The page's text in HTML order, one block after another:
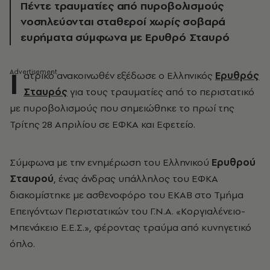
Πέντε τραυματίες από πυροβολισμούς
νοσηλεύονται σταθεροί χωρίς σοβαρά
ευρήματα σύμφωνα με Ερυθρό Σταυρό
Ι ατρικό ανακοινωθέν εξέδωσε ο Ελληνικός Ερυθρός
Σταυρός για τους τραυματίες από το περιστατικό
με πυροβολισμούς που σημειώθηκε το πρωί της
Τρίτης 28 Απριλίου σε ΕΦΚΑ και Εφετείο.
Σύμφωνα με την ενημέρωση του Ελληνικού Ερυθρού
Σταυρού, ένας άνδρας υπάλληλος του ΕΦΚΑ
διακομίστηκε με ασθενοφόρο του ΕΚΑΒ στο Τμήμα
Επειγόντων Περιστατικών του Γ.Ν.Α. «Κοργιαλένειο-
Μπενάκειο Ε.Ε.Σ.», φέροντας τραύμα από κυνηγετικό
όπλο.